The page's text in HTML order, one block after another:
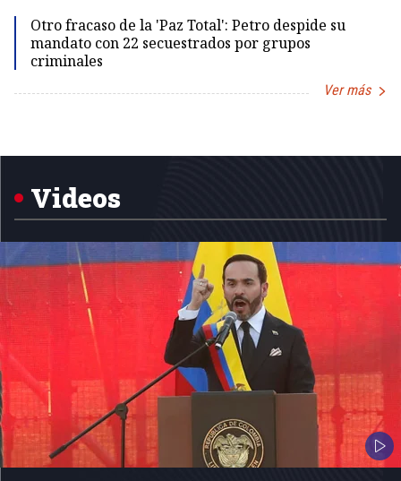
Otro fracaso de la 'Paz Total': Petro despide su
mandato con 22 secuestrados por grupos
criminales
Ver más
5
Videos